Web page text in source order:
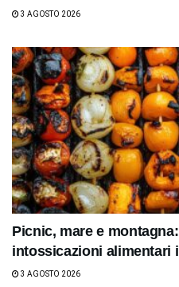
3 AGOSTO 2026
Picnic, mare e
intossicazioni alimentari
3 AGOSTO 2026